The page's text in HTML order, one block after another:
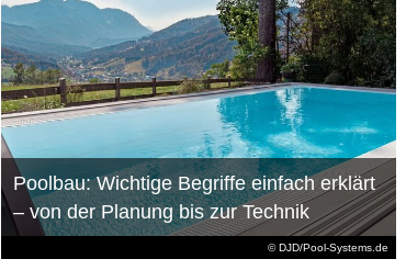
© DJD/Pool-Systems.de
Poolbau: Wichtige Begriffe einfach erklärt
– von der Planung bis zur Technik